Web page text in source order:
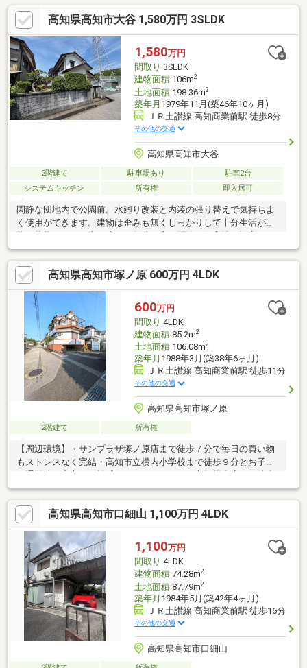
たりとした暮らしを実現します。高台に位置しており、開放感の
ある住環境も魅力の一つ。バス停まで徒歩約1分、小学校まで約
550mと通勤・通学にも便利な立地です。広いお庭スペースを活用
して家庭菜園やガーデニング等もお楽しみいただけます。空家の
ため、ゆっくりとご内覧いただけます。ぜひ現地でこの広さと住
環境をご体感下さい。築年数が経過しておりますので、手直しは
必要です。
高知県高知市大谷 1,580万円 3SLDK
1,580万円
間取り 3SLDK
建物面積106m2
土地面積198.36m2
築年月 1979年11月(築46年10ヶ月)
ＪＲ土讃線 高知商業前駅 徒歩8分
その他の交通
高知県高知市大谷
2階建て 駐車場あり
駐車2台
システムキッチン
所有権 即入居可
閑静な団地内で公園前。水廻り改装と内装の張り替えで気持ちよ
く使用ができます。建物は歪みも無くしっかりして十分生活が可
災害無縁の立地。固定資産税40600円。
高知県高知市塚ノ原 600万円 4LDK
600万円
間取り 4LDK
建物面積85.2m2
土地面積106.08m2
築年月 1988年3月(築38年6ヶ月)
ＪＲ土讃線 高知商業前駅 徒歩11分
その他の交通
高知県高知市塚ノ原
2階建て 所有権
【周辺環境】・サンプラザ塚ノ原店まで徒歩７分で毎日の買い物
もストレスなく完結・高知市立横内小学校まで徒歩９分とお子様
７分で日常の備品購入も快適・リフォームの相談も可能で理想の
間取りや設備への改修にも柔軟に対応できます！
高知県高知市口細山 1,100万円 4LDK
1,100万円
間取り 4LDK
建物面積74.28m2
土地面積87.79m2
築年月 1984年5月(築42年4ヶ月)
ＪＲ土讃線 高知商業前駅 徒歩16分
その他の交通
高知県高知市口細山